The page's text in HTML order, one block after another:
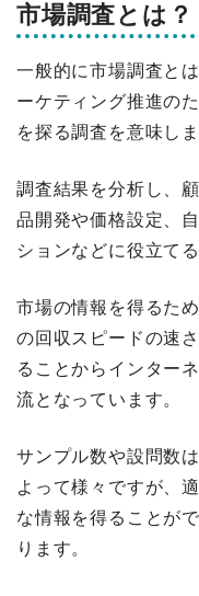
市場調査とは？
一般的に市場調査と
ーケティング推進の
を探る調査を意味しま
調査結果を分析し、
品開発や価格設定、
ションなどに役立て
市場の情報を得るた
の回収スピードの速
ることからインター
流となっています。
サンプル数や設問数
よって様々ですが、
な情報を得ることが
ります。